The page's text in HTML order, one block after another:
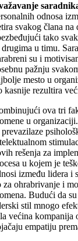
odnosa
svakog člana
tako
drugima u timu.
su i
pažnju
mesto u
kasnije rezultira
ova tri
u
prevazilaze
rešenja za
u kojem je
između lidera i
za ohrabrivanje i
Budući da
stil mnogo
većina kompanija
empatiju